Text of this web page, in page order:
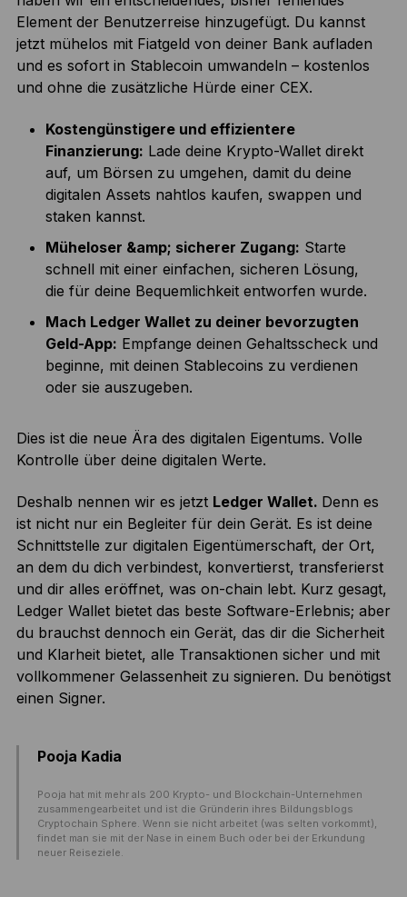
Element der Benutzerreise hinzugefügt. Du kannst
jetzt mühelos mit Fiatgeld von deiner Bank aufladen
und es sofort in Stablecoin umwandeln – kostenlos
und ohne die zusätzliche Hürde einer CEX.
Kostengünstigere und effizientere
Finanzierung: Lade deine Krypto-Wallet direkt
auf, um Börsen zu umgehen, damit du deine
digitalen Assets nahtlos kaufen, swappen und
staken kannst.
Müheloser &amp; sicherer Zugang: Starte
schnell mit einer einfachen, sicheren Lösung,
die für deine Bequemlichkeit entworfen wurde.
Mach Ledger Wallet zu deiner bevorzugten
Geld-App: Empfange deinen Gehaltsscheck und
beginne, mit deinen Stablecoins zu verdienen
oder sie auszugeben.
Dies ist die neue Ära des digitalen Eigentums. Volle
Kontrolle über deine digitalen Werte.
Deshalb nennen wir es jetzt Ledger Wallet. Denn es
ist nicht nur ein Begleiter für dein Gerät. Es ist deine
Schnittstelle zur digitalen Eigentümerschaft, der Ort,
an dem du dich verbindest, konvertierst, transferierst
und dir alles eröffnet, was on-chain lebt. Kurz gesagt,
Ledger Wallet bietet das beste Software-Erlebnis; aber
du brauchst dennoch ein Gerät, das dir die Sicherheit
und Klarheit bietet, alle Transaktionen sicher und mit
vollkommener Gelassenheit zu signieren. Du benötigst
einen Signer.
Pooja Kadia
Pooja hat mit mehr als 200 Krypto- und Blockchain-Unternehmen
zusammengearbeitet und ist die Gründerin ihres Bildungsblogs
Cryptochain Sphere. Wenn sie nicht arbeitet (was selten vorkommt),
findet man sie mit der Nase in einem Buch oder bei der Erkundung
neuer Reiseziele.